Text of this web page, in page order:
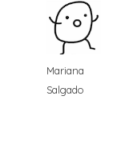
Mariana
Salgado